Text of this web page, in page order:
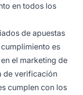
en todos los
de apuestas
es
el marketing de
de verificación
cumplen con los